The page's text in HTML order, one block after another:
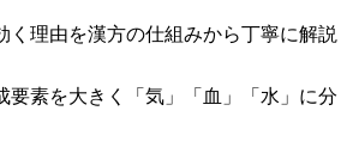
く理由を漢方の仕組みから丁寧に解説
要素を大きく「気」「血」「水」に分